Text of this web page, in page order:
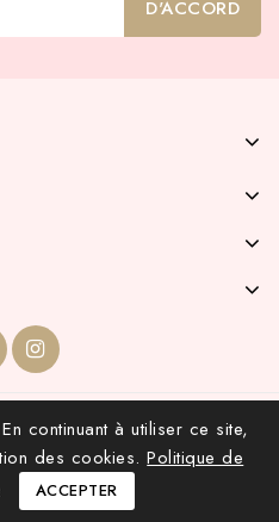
continuant à utiliser ce site,
des cookies. Politique de
ACCEPTER
Tous droits réservés.